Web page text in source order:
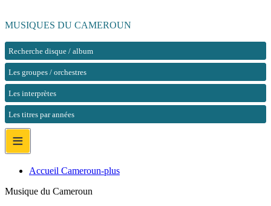
MUSIQUES DU CAMEROUN
Recherche disque / album
Les groupes / orchestres
Les interprètes
Les titres par années
≡
Accueil Cameroun-plus
Musique du Cameroun